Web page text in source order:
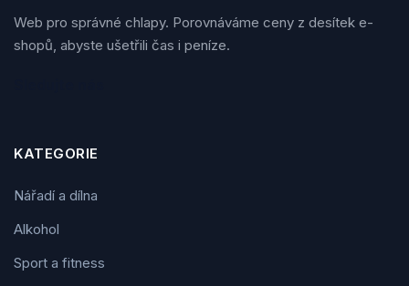
Web pro správné chlapy. Porovnáváme ceny z desítek e-
shopů, abyste ušetřili čas i peníze.
KATEGORIE
Nářadí a dílna
Alkohol
Sport a fitness